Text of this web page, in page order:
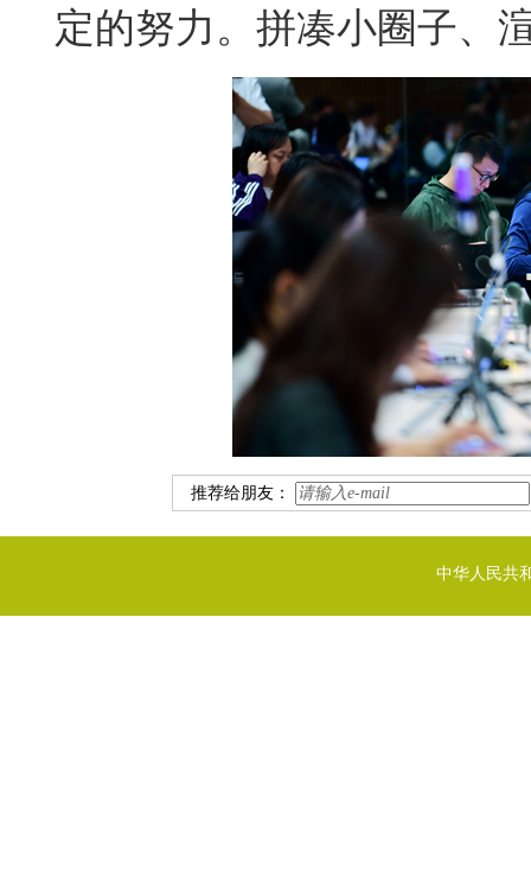
定的努力。拼凑小圈子、
推荐给朋友：
中华人民共